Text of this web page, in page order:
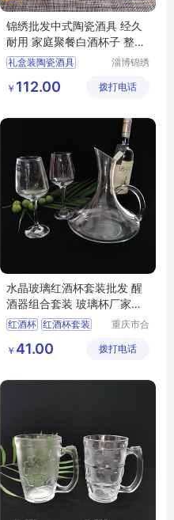
锦绣批发中式陶瓷酒具 经久
耐用 家庭聚餐白酒杯子 整套
组合
礼盒装陶瓷酒具
陶瓷酒具套装
简约陶瓷酒具
淄博锦绣
公司
￥ 112.00 拨打电话
水晶玻璃红酒杯套装批发 醒
酒器组合套装 玻璃杯厂家直
供
红酒杯 红酒杯套装
重庆市合
玻璃制品
￥ 41.00 拨打电话